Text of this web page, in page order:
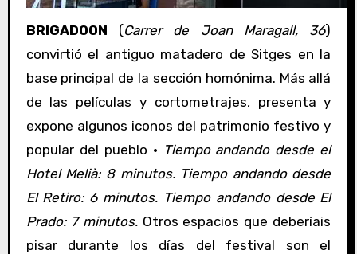
BRIGADOON (Carrer de Joan Maragall, 36)
convirtió el antiguo matadero de Sitges en la
base principal de la sección homónima. Más allá
de las películas y cortometrajes, presenta y
expone algunos iconos del patrimonio festivo y
popular del pueblo · Tiempo andando desde el
Hotel Melià: 8 minutos. Tiempo andando desde
El Retiro: 6 minutos. Tiempo andando desde El
Prado: 7 minutos.Otros espacios que deberíais
pisar durante los días del festival son el